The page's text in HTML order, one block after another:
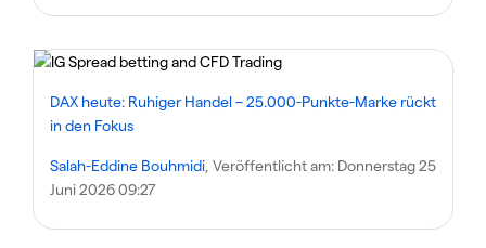
DAX heute: Ruhiger Handel – 25.000-Punkte-Marke rückt
in den Fokus
Salah-Eddine Bouhmidi , Veröffentlicht am: Donnerstag 25
Juni 2026 09:27